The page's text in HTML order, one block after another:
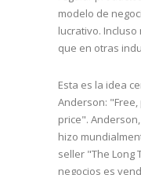
modelo de
lucrativo.
que en otras
Esta es la idea
Anderson:
price".
hizo
seller "The Long
negocios es